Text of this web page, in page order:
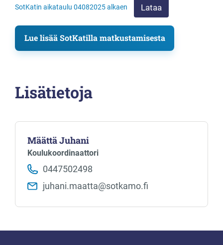
SotKatin aikataulu 04082025 alkaen Lataa
Lue lisää SotKatilla matkustamisesta
Lisätietoja
Määttä Juhani
Koulukoordinaattori
0447502498
juhani.maatta​@sotkamo.fi